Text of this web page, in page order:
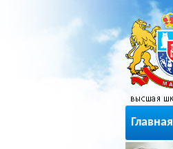
Главная